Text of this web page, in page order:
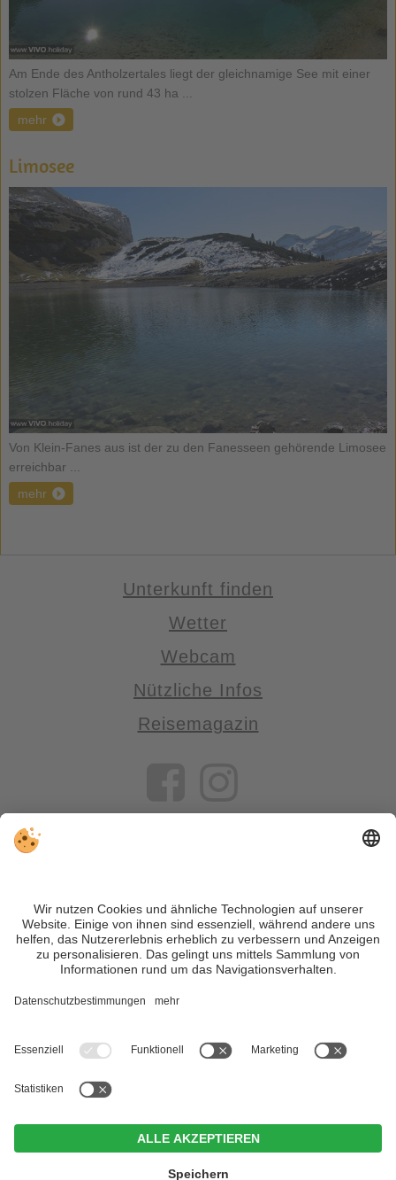
Am Ende des Antholzertales liegt der gleichnamige See mit einer
stolzen Fläche von rund 43 ha ...
mehr
Limosee
Von Klein-Fanes aus ist der zu den Fanesseen gehörende Limosee
erreichbar ...
mehr
Hotel Brunner
Unterkunft finden
Wetter
Webcam
Nützliche Infos
Reisemagazin
VIVOSüdtirol ist das Reiseportal für alle, die Südtirol nicht nur
besuchen, sondern wirklich erleben wollen – inklusive Tipps,
tollen Unterkünften und Angeboten.
Trotz genauer Arbeit und ständigem Aktualisieren der Inhalte,
Informieren Sie sich sicherheitshalber nochmals beim
Einstellungen | MwSt.-Nr. IT02365710215